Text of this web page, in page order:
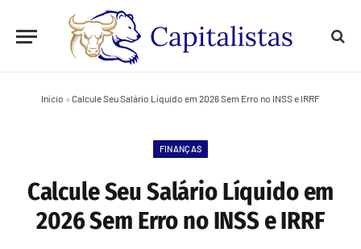
Início » Calcule Seu Salário Líquido em 2026 Sem Erro no INSS e IRRF
FINANÇAS
Calcule Seu Salário Líquido em
2026 Sem Erro no INSS e IRRF